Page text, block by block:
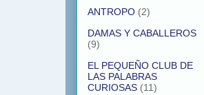
ANTROPO (2)
DAMAS Y CABALLEROS
(9)
EL PEQUEÑO CLUB DE
LAS PALABRAS
CURIOSAS (11)